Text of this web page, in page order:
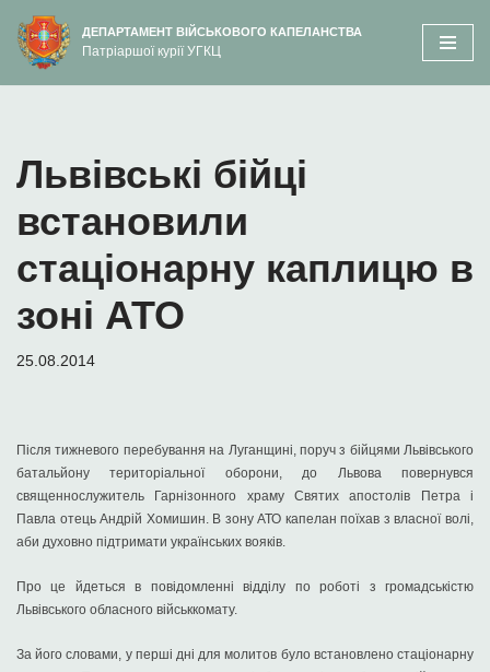
вмісту
Перейти
до
ДЕПАРТАМЕНТ ВІЙСЬКОВОГО КАПЕЛАНСТВА
Патріаршої курії УГКЦ
Львівські бійці
встановили
стаціонарну каплицю в
зоні АТО
25.08.2014
Після тижневого перебування на Луганщині, поруч з бійцями Львівського
батальйону територіальної оборони, до Львова повернувся
священнослужитель Гарнізонного храму Святих апостолів Петра і
Павла отець Андрій Хомишин. В зону АТО капелан поїхав з власної волі,
аби духовно підтримати українських вояків.
Про це йдеться в повідомленні відділу по роботі з громадськістю
Львівського обласного військкомату.
За його словами, у перші дні для молитов було встановлено стаціонарну